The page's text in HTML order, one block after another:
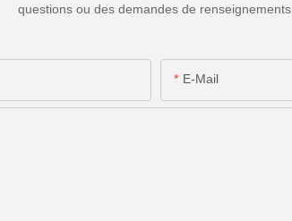
questions ou des demandes de renseignements.
E-Mail